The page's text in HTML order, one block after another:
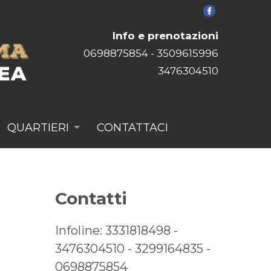
Info e prenotazioni
0698875854 - 3509615996
3476304510
QUARTIERI CONTATTACI
Contatti
Infoline: 3331818498 -
3476304510 - 3299164835 -
0698875854